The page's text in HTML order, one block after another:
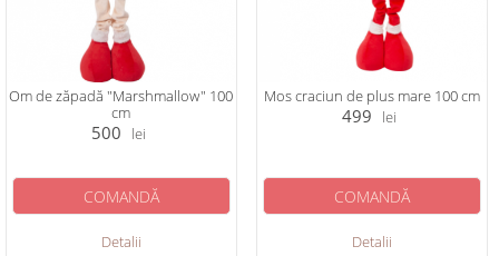
Om de zăpadă "Marshmallow" 100
cm
500 lei
Detalii
COMANDĂ
Mos craciun de plus mare 100 cm
499 lei
Detalii
COMANDĂ